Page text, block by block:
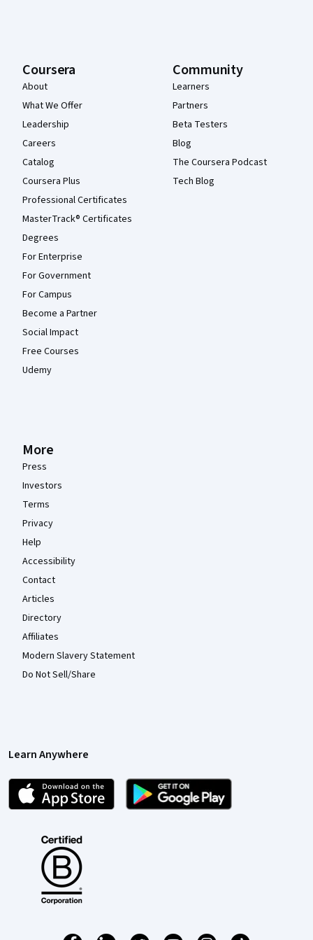
Coursera
About
What We Offer
Leadership
Careers
Catalog
Coursera Plus
Professional Certificates
MasterTrack® Certificates
Degrees
For Enterprise
For Government
For Campus
Become a Partner
Social Impact
Free Courses
Udemy
Community
Learners
Partners
Beta Testers
Blog
The Coursera Podcast
Tech Blog
More
Press
Investors
Terms
Privacy
Help
Accessibility
Contact
Articles
Directory
Affiliates
Modern Slavery Statement
Do Not Sell/Share
Learn Anywhere